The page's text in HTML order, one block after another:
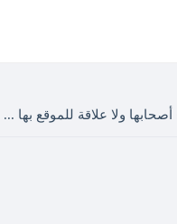
أصحابها ولا علاقة للموقع بها ...